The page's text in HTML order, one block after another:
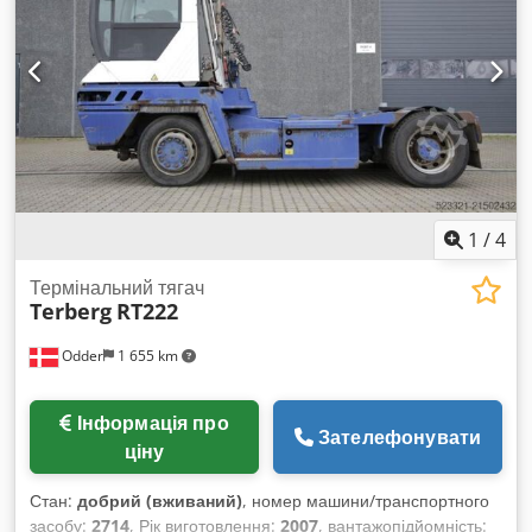
Heck Розмір колеса – ведуче колесо: 315/60-22.5 Розмір
колеса – кермове колесо: 315/60-22.5
1 /4
Odder 1 655 km
Термінальний тягач
Terberg RT222
ціну
Зателефонувати
Стан: добрий (вживаний), номер машини/транспортного
засобу: 2714, Рік виготовлення: 2007, вантажопідйомність: